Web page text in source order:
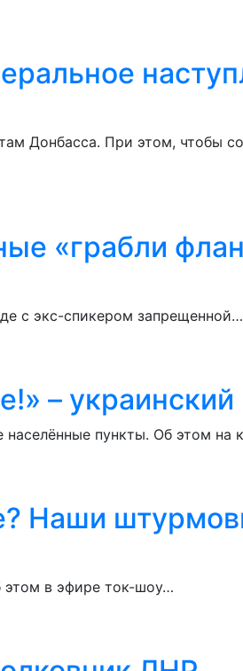
Донбасса. При этом, чтобы
«грабли
с экс-спикером запрещенной…
– украинский
пункты. Об этом на
Наши
этом в эфире ток-шоу…